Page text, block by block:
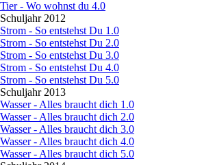
Tier - Wo wohnst du 4.0
Schuljahr 2012
Strom - So entstehst Du 1.0
Strom - So entstehst Du 2.0
Strom - So entstehst Du 3.0
Strom - So entstehst Du 4.0
Strom - So entstehst Du 5.0
Schuljahr 2013
Wasser - Alles braucht dich 1.0
Wasser - Alles braucht dich 2.0
Wasser - Alles braucht dich 3.0
Wasser - Alles braucht dich 4.0
Wasser - Alles braucht dich 5.0